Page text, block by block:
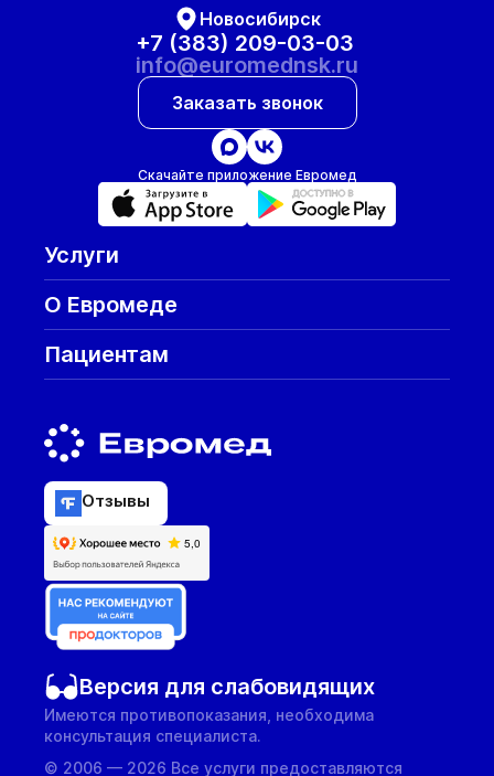
Новосибирск
+7 (383) 209-03-03
info@euromednsk.ru
Заказать звонок
Скачайте приложение Евромед
Услуги
О Евромеде
Пациентам
Отзывы
Версия для слабовидящих
Имеются противопоказания, необходима
консультация специалиста.
© 2006 — 2026 Все услуги предоставляются